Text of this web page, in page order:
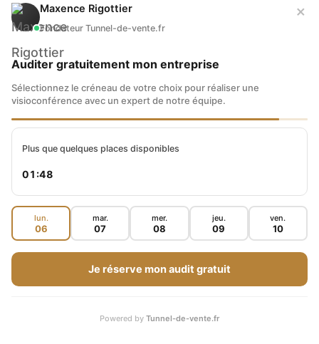
Maxence Rigottier
Fondateur Tunnel-de-vente.fr
×
Auditer gratuitement mon entreprise
Sélectionnez le créneau de votre choix pour réaliser une
visioconférence avec un expert de notre équipe.
Plus que quelques places disponibles
01:47
lun.
06
mar.
07
mer.
08
jeu.
09
ven.
10
Je réserve mon audit gratuit
Powered by Tunnel-de-vente.fr